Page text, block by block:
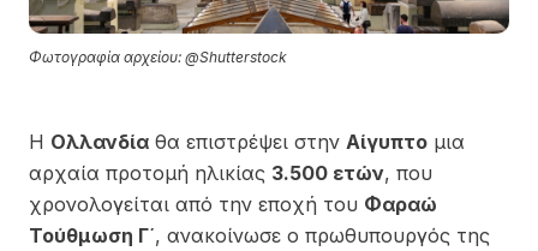
Φωτογραφία αρχείου: @Shutterstock
Η Ολλανδία θα επιστρέψει στην Αίγυπτο μια
αρχαία προτομή ηλικίας 3.500 ετών, που
χρονολογείται από την εποχή του Φαραώ
Τούθμωση Γ΄, ανακοίνωσε ο πρωθυπουργός της